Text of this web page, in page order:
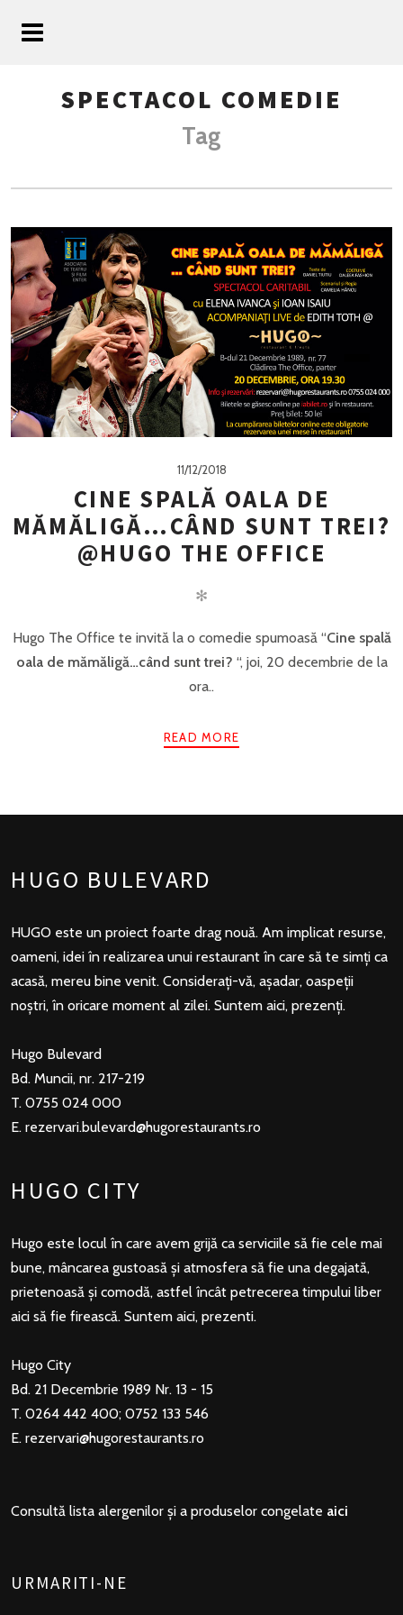
SPECTACOL COMEDIE
Tag
11/12/2018
CINE SPALĂ OALA DE
MĂMĂLIGĂ…CÂND SUNT TREI?
@HUGO THE OFFICE
✻
Hugo The Office te invită la o comedie spumoasă “Cine spală
oala de mămăligă…când sunt trei? “, joi, 20 decembrie de la
ora..
READ MORE
HUGO BULEVARD
HUGO este un proiect foarte drag nouă. Am implicat resurse,
oameni, idei în realizarea unui restaurant în care să te simți ca
acasă, mereu bine venit. Considerați-vă, așadar, oaspeții
noștri, în oricare moment al zilei. Suntem aici, prezenți.
Hugo Bulevard
Bd. Muncii, nr. 217-219
T. 0755 024 000
E. rezervari.bulevard@hugorestaurants.ro
HUGO CITY
Hugo este locul în care avem grijă ca serviciile să fie cele mai
bune, mâncarea gustoasă și atmosfera să fie una degajată,
prietenoasă și comodă, astfel încât petrecerea timpului liber
aici să fie firească. Suntem aici, prezenti.
Hugo City
Bd. 21 Decembrie 1989 Nr. 13 - 15
T. 0264 442 400; 0752 133 546
E. rezervari@hugorestaurants.ro
Consultă lista alergenilor și a produselor congelate aici
URMARITI-NE